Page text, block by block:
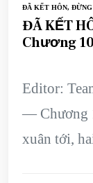
ĐÃ KẾT HÔN,
ĐÃ KẾT
Chương
Editor:
— Chương
xuân tới,